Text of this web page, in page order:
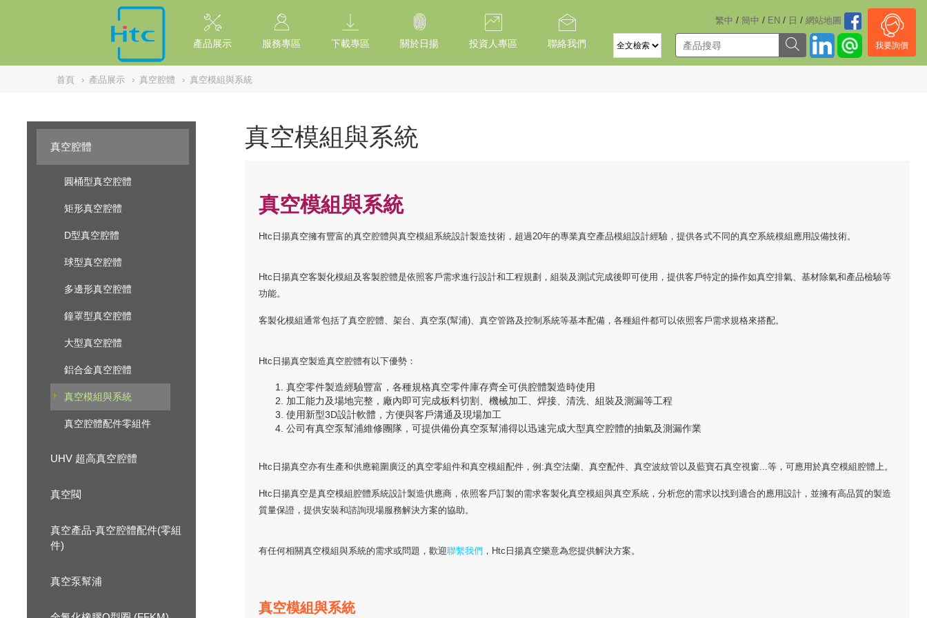
繁中 / 簡中 / EN / 日 / 網站地圖
我要詢價
產品展示 服務專區 下載專區 關於日揚 投資人專區 聯絡我們
首頁 › 產品展示 › 真空腔體 › 真空模組與系統
真空腔體
圓桶型真空腔體
矩形真空腔體
D型真空腔體
球型真空腔體
多邊形真空腔體
鐘罩型真空腔體
大型真空腔體
鋁合金真空腔體
真空模組與系統
真空腔體配件零組件
UHV 超高真空腔體
真空閥
真空產品-真空腔體配件(零組
件)
真空泵幫浦
真空模組與系統
真空模組與系統
Htc日揚真空擁有豐富的真空腔體與真空模組系統設計製造技術，超過20年的專業真空產品模組設計經驗，提供各式不同的真空系統模組應用設備技術。
Htc日揚真空客製化模組及客製腔體是依照客戶需求進行設計和工程規劃，組裝及測試完成後即可使用，提供客戶特定的操作如真空排氣、基材除氣和產品檢驗等
功能。
客製化模組通常包括了真空腔體、架台、真空泵(幫浦)、真空管路及控制系統等基本配備，各種組件都可以依照客戶需求規格來搭配。
Htc日揚真空製造真空腔體有以下優勢：
真空零件製造經驗豐富，各種規格真空零件庫存齊全可供腔體製造時使用
加工能力及場地完整，廠內即可完成板料切割、機械加工、焊接、清洗、組裝及測漏等工程
使用新型3D設計軟體，方便與客戶溝通及現場加工
公司有真空泵幫浦維修團隊，可提供備份真空泵幫浦得以迅速完成大型真空腔體的抽氣及測漏作業
Htc日揚真空亦有生產和供應範圍廣泛的真空零組件和真空模組配件，例:真空法蘭、真空配件、真空波紋管以及藍寶石真空視窗...等，可應用於真空模組腔體上。
Htc日揚真空是真空模組腔體系統設計製造供應商，依照客戶訂製的需求客製化真空模組與真空系統，分析您的需求以找到適合的應用設計，並擁有高品質的製造
質量保證，提供安裝和諮詢現場服務解決方案的協助。
有任何相關真空模組與系統的需求或問題，歡迎聯繫我們 ，Htc日揚真空樂意為您提供解決方案。
真空模組與系統